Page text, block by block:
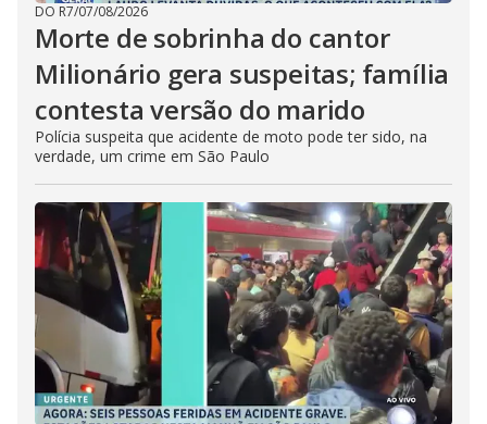
DO R7/07/08/2026
Morte de sobrinha do cantor
Milionário gera suspeitas; família
contesta versão do marido
Polícia suspeita que acidente de moto pode ter sido, na
verdade, um crime em São Paulo